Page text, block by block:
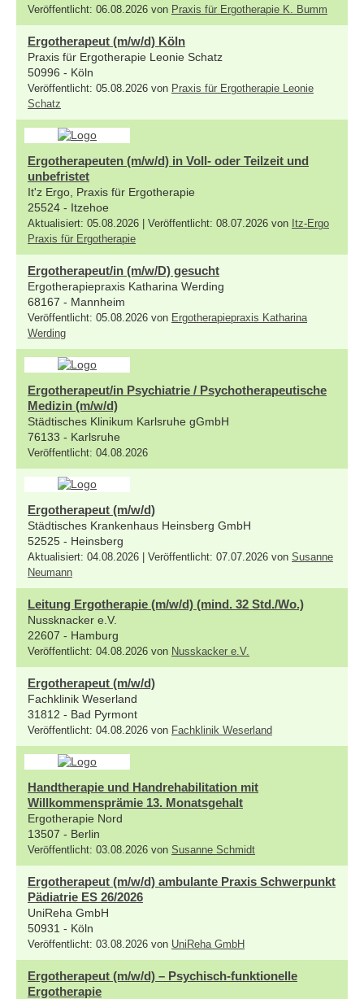
Veröffentlicht: 06.08.2026 von Praxis für Ergotherapie K. Bumm
Ergotherapeut (m/w/d) Köln
Praxis für Ergotherapie Leonie Schatz
50996 - Köln
Veröffentlicht: 05.08.2026 von Praxis für Ergotherapie Leonie
Schatz
Ergotherapeuten (m/w/d) in Voll- oder Teilzeit und
unbefristet
It'z Ergo, Praxis für Ergotherapie
25524 - Itzehoe
Aktualisiert: 05.08.2026 | Veröffentlicht: 08.07.2026 von Itz-Ergo
Praxis für Ergotherapie
Ergotherapeut/in (m/w/D) gesucht
Ergotherapiepraxis Katharina Werding
68167 - Mannheim
Veröffentlicht: 05.08.2026 von Ergotherapiepraxis Katharina
Werding
Ergotherapeut/in Psychiatrie / Psychotherapeutische
Medizin (m/w/d)
Städtisches Klinikum Karlsruhe gGmbH
76133 - Karlsruhe
Veröffentlicht: 04.08.2026
Ergotherapeut (m/w/d)
Städtisches Krankenhaus Heinsberg GmbH
52525 - Heinsberg
Aktualisiert: 04.08.2026 | Veröffentlicht: 07.07.2026 von Susanne
Neumann
Leitung Ergotherapie (m/w/d) (mind. 32 Std./Wo.)
Nussknacker e.V.
22607 - Hamburg
Veröffentlicht: 04.08.2026 von Nusskacker e.V.
Ergotherapeut (m/w/d)
Fachklinik Weserland
31812 - Bad Pyrmont
Veröffentlicht: 04.08.2026 von Fachklinik Weserland
Handtherapie und Handrehabilitation mit
Willkommensprämie 13. Monatsgehalt
Ergotherapie Nord
13507 - Berlin
Veröffentlicht: 03.08.2026 von Susanne Schmidt
Ergotherapeut (m/w/d) ambulante Praxis Schwerpunkt
Pädiatrie ES 26/2026
UniReha GmbH
50931 - Köln
Veröffentlicht: 03.08.2026 von UniReha GmbH
Ergotherapeut (m/w/d) – Psychisch-funktionelle
Ergotherapie